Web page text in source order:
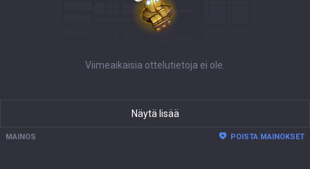
Viimeaikaisia ottelutietoja ei ole.
Näytä lisää
MAINOS POISTA MAINOKSET